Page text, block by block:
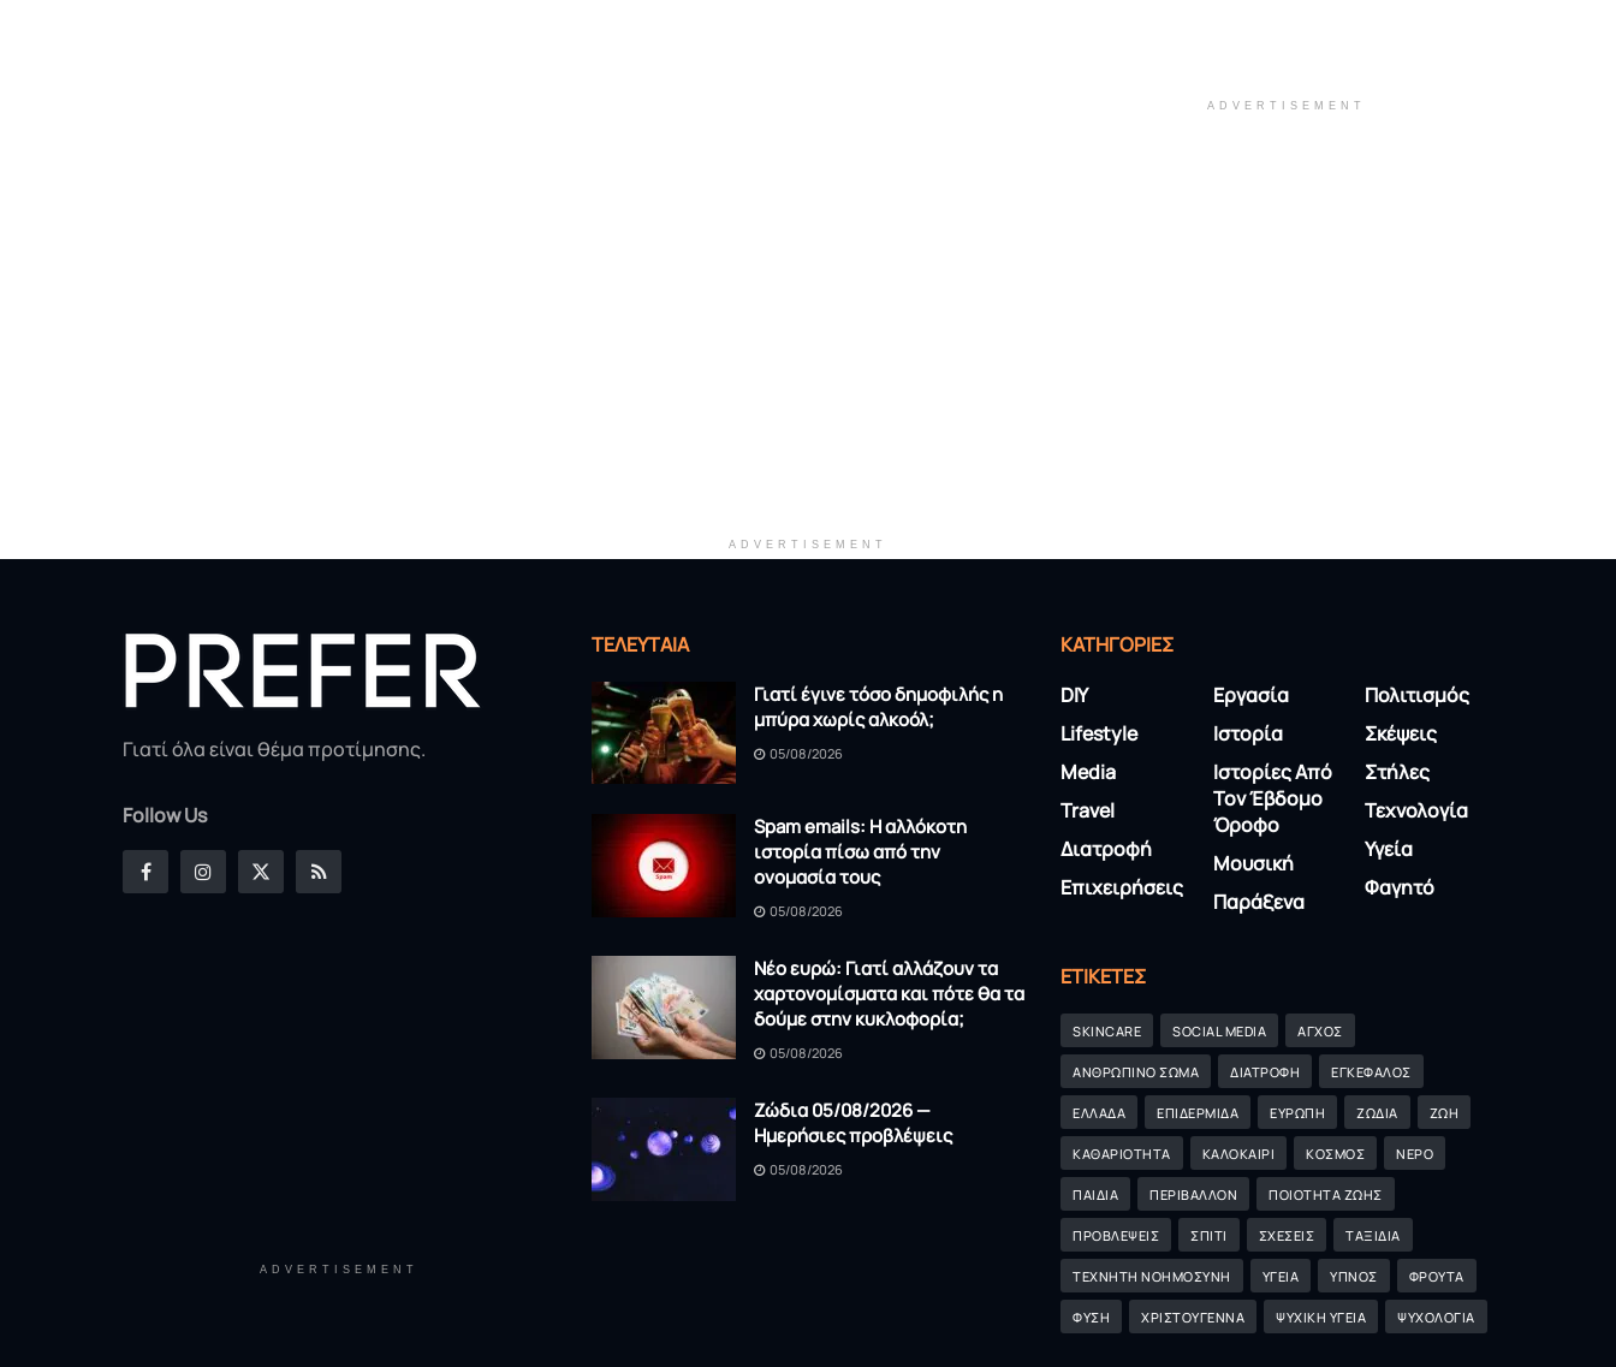
ADVERTISEMENT
ADVERTISEMENT
Γιατί όλα είναι θέμα προτίμησης.
Follow Us
ADVERTISEMENT
ΤΕΛΕΥΤΑΊΑ
Γιατί έγινε τόσο δημοφιλής η
μπύρα χωρίς αλκοόλ;
05/08/2026
Spam emails: Η αλλόκοτη
ιστορία πίσω από την
ονομασία τους
05/08/2026
Νέο ευρώ: Γιατί αλλάζουν τα
χαρτονομίσματα και πότε θα τα
δούμε στην κυκλοφορία;
05/08/2026
Ζώδια 05/08/2026 —
Ημερήσιες προβλέψεις
05/08/2026
KΑΤΗΓΟΡΊΕΣ
DIY
Lifestyle
Media
Travel
Διατροφή
Επιχειρήσεις
Εργασία
Ιστορία
Ιστορίες Από
Τον Έβδομο
Όροφο
Μουσική
Παράξενα
Πολιτισμός
Σκέψεις
Στήλες
Τεχνολογία
Υγεία
Φαγητό
ΕΤΙΚΈΤΕΣ
SKINCARE SOCIAL MEDIA ΑΓΧΟΣ
ΑΝΘΡΩΠΙΝΟ ΣΩΜΑ ΔΙΑΤΡΟΦΗ ΕΓΚΕΦΑΛΟΣ
ΕΛΛΑΔΑ ΕΠΙΔΕΡΜΙΔΑ ΕΥΡΩΠΗ ΖΩΔΙΑ ΖΩΗ
ΚΑΘΑΡΙΟΤΗΤΑ ΚΑΛΟΚΑΙΡΙ ΚΟΣΜΟΣ ΝΕΡΟ
ΠΑΙΔΙΑ ΠΕΡΙΒΑΛΛΟΝ ΠΟΙΟΤΗΤΑ ΖΩΗΣ
ΠΡΟΒΛΕΨΕΙΣ ΣΠΙΤΙ ΣΧΕΣΕΙΣ ΤΑΞΙΔΙΑ
ΤΕΧΝΗΤΗ ΝΟΗΜΟΣΥΝΗ ΥΓΕΙΑ ΥΠΝΟΣ ΦΡΟΥΤΑ
ΦΥΣΗ ΧΡΙΣΤΟΥΓΕΝΝΑ ΨΥΧΙΚΗ ΥΓΕΙΑ ΨΥΧΟΛΟΓΙΑ